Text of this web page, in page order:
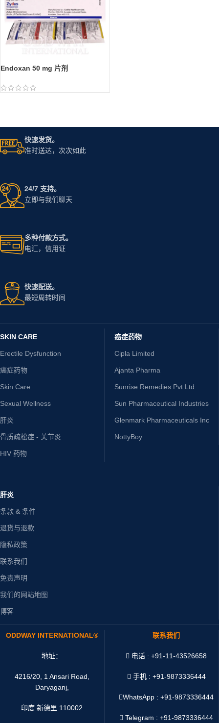
Endoxan 50 mg 片剂
快速发货。
准时送达，次次如此
24/7 支持。
立即与我们聊天
多种付款方式。
电汇，信用证
快速配送。
最短周转时间
SKIN CARE
Erectile Dysfunction
癌症药物
Skin Care
Sexual Wellness
肝炎
骨质疏松症 - 关节炎
HIV 药物
癌症药物
Cipla Limited
Ajanta Pharma
Sunrise Remedies Pvt Ltd
Sun Pharmaceutical Industries
Glenmark Pharmaceuticals Inc
NottyBoy
肝炎
条款 & 条件
退货与退款
隐私政策
联系我们
免责声明
我们的网站地图
博客
ODDWAY INTERNATIONAL®
地址：
4216/20, 1 Ansari Road,
Daryaganj,
印度 新德里 110002
联系我们
电话 : +91-11-43526658
手机 : +91-9873336444
WhatsApp :+91-9873336444
Telegram : +91-9873336444